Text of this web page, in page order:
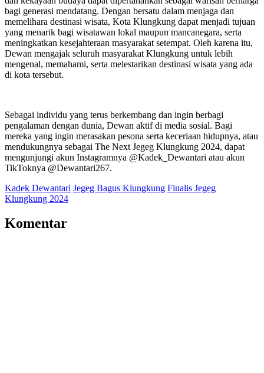
bagi generasi mendatang. Dengan bersatu dalam menjaga dan
memelihara destinasi wisata, Kota Klungkung dapat menjadi tujuan
yang menarik bagi wisatawan lokal maupun mancanegara, serta
meningkatkan kesejahteraan masyarakat setempat. Oleh karena itu,
Dewan mengajak seluruh masyarakat Klungkung untuk lebih
mengenal, memahami, serta melestarikan destinasi wisata yang ada
di kota tersebut.
Sebagai individu yang terus berkembang dan ingin berbagi
pengalaman dengan dunia, Dewan aktif di media sosial. Bagi
mereka yang ingin merasakan pesona serta keceriaan hidupnya, atau
mendukungnya sebagai The Next Jegeg Klungkung 2024, dapat
mengunjungi akun Instagramnya @Kadek_Dewantari atau akun
TikToknya @Dewantari267.
Kadek Dewantari Jegeg Bagus Klungkung Finalis Jegeg
Klungkung 2024
Komentar